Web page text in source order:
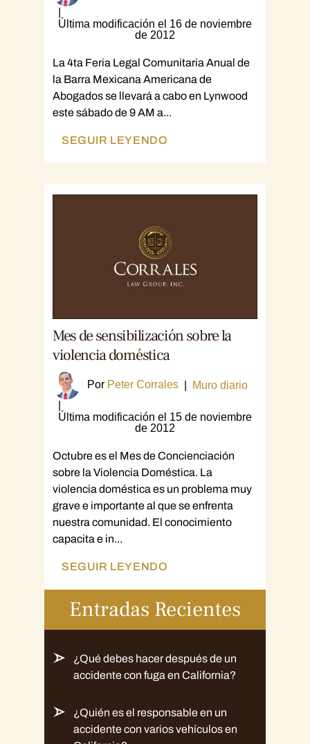
Última modificación el 16 de noviembre
de 2012
La 4ta Feria Legal Comunitaria Anual de
la Barra Mexicana Americana de
Abogados se llevará a cabo en Lynwood
este sábado de 9 AM a...
SEGUIR LEYENDO
Mes de sensibilización sobre la
violencia doméstica
Por Peter Corrales
Muro diario
Última modificación el 15 de noviembre
de 2012
Octubre es el Mes de Concienciación
sobre la Violencia Doméstica. La
violencia doméstica es un problema muy
grave e importante al que se enfrenta
nuestra comunidad. El conocimiento
capacita e in...
SEGUIR LEYENDO
Entradas Recientes
¿Qué debes hacer después de un
accidente con fuga en California?
¿Quién es el responsable en un
accidente con varios vehículos en